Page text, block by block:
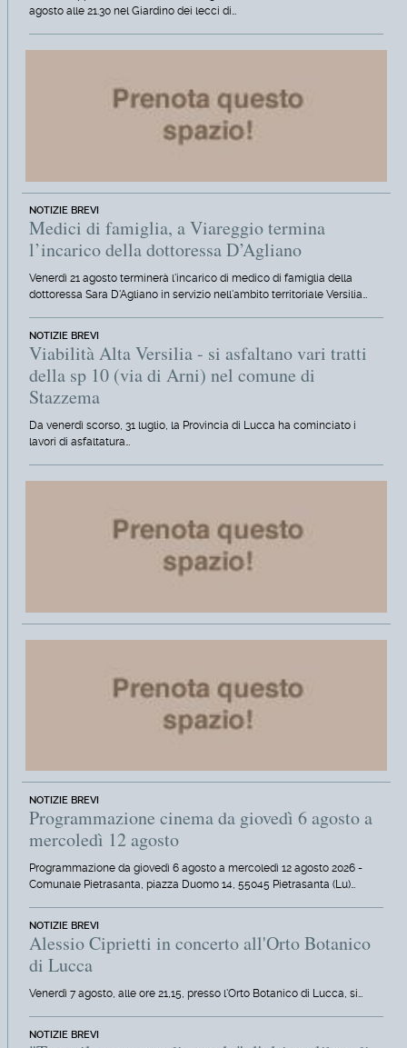
agosto alle 21.30 nel Giardino dei lecci di…
NOTIZIE BREVI
Medici di famiglia, a Viareggio termina
l’incarico della dottoressa D’Agliano
Venerdì 21 agosto terminerà l'incarico di medico di famiglia della
dottoressa Sara D'Agliano in servizio nell'ambito territoriale Versilia…
NOTIZIE BREVI
Viabilità Alta Versilia - si asfaltano vari tratti
della sp 10 (via di Arni) nel comune di
Stazzema
Da venerdì scorso, 31 luglio, la Provincia di Lucca ha cominciato i
lavori di asfaltatura…
NOTIZIE BREVI
Programmazione cinema da giovedì 6 agosto a
mercoledì 12 agosto
Programmazione da giovedì 6 agosto a mercoledì 12 agosto 2026 -
Comunale Pietrasanta, piazza Duomo 14, 55045 Pietrasanta (Lu)…
NOTIZIE BREVI
Alessio Ciprietti in concerto all'Orto Botanico
di Lucca
Venerdì 7 agosto, alle ore 21,15, presso l'Orto Botanico di Lucca, si…
NOTIZIE BREVI